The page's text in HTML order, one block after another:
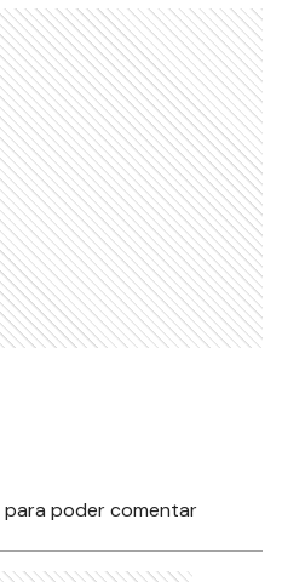
para poder comentar